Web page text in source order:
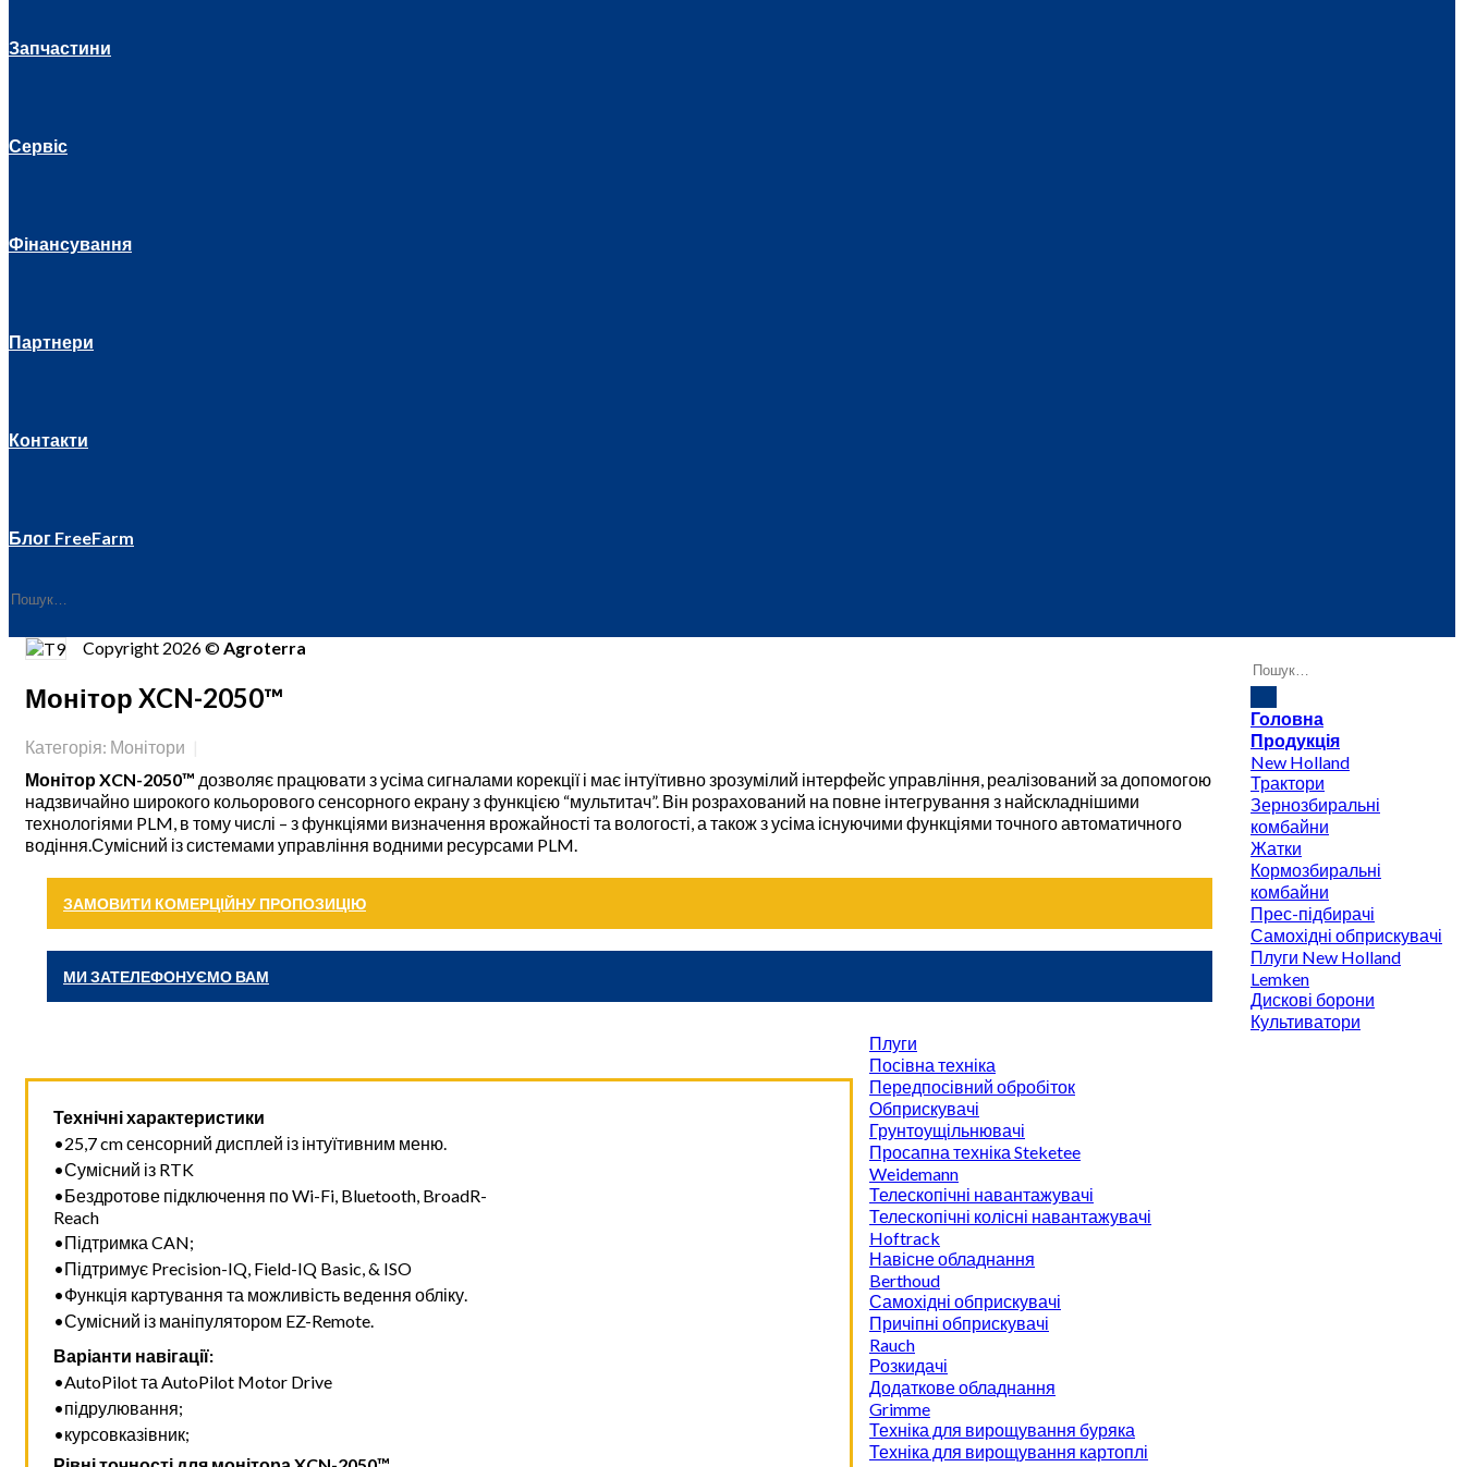
Запчастини
Сервіс
Фінансування
Партнери
Контакти
Блог FreeFarm
Монітор XCN-2050™
Категорія: Монітори
Монітор XCN-2050™ дозволяє працювати з усіма сигналами корекції і має інтуїтивно зрозумілий інтерфейс управління, реалізований за допомогою
надзвичайно широкого кольорового сенсорного екрану з функцією “мультитач”. Він розрахований на повне інтегрування з найскладнішими
технологіями PLM, в тому числі – з функціями визначення врожайності та вологості, а також з усіма існуючими функціями точного автоматичного
водіння.Сумісний із системами управління водними ресурсами PLM.
ЗАМОВИТИ КОМЕРЦІЙНУ ПРОПОЗИЦІЮ
МИ ЗАТЕЛЕФОНУЄМО ВАМ
Технічні характеристики
•25,7 cm сенсорний дисплей із інтуїтивним меню.
•Сумісний із RTK
•Бездротове підключення по Wi-Fi, Bluetooth, BroadR-
Reach
•Підтримка CAN;
•Підтримує Precision-IQ, Field-IQ Basic, & ISO
•Функція картування та можливість ведення обліку.
•Сумісний із маніпулятором EZ-Remote.
Варіанти навігації:
•AutoPilot та AutoPilot Motor Drive
•підрулювання;
•курсовказівник;
Copyright 2026 ©Agroterra
Головна
Продукція
New Holland
Трактори
Зернозбиральні
комбайни
Жатки
Кормозбиральні
комбайни
Прес-підбирачі
Самохідні обприскувачі
Плуги New Holland
Lemken
Дискові борони
Культиватори
Плуги
Посівна техніка
Передпосівний обробіток
Обприскувачі
Грунтоущільнювачі
Просапна техніка Steketee
Weidemann
Телескопічні навантажувачі
Телескопічні колісні навантажувачі
Hoftrack
Навісне обладнання
Berthoud
Самохідні обприскувачі
Причіпні обприскувачі
Rauch
Розкидачі
Додаткове обладнання
Grimme
Техніка для вирощування буряка
Техніка для вирощування картоплі